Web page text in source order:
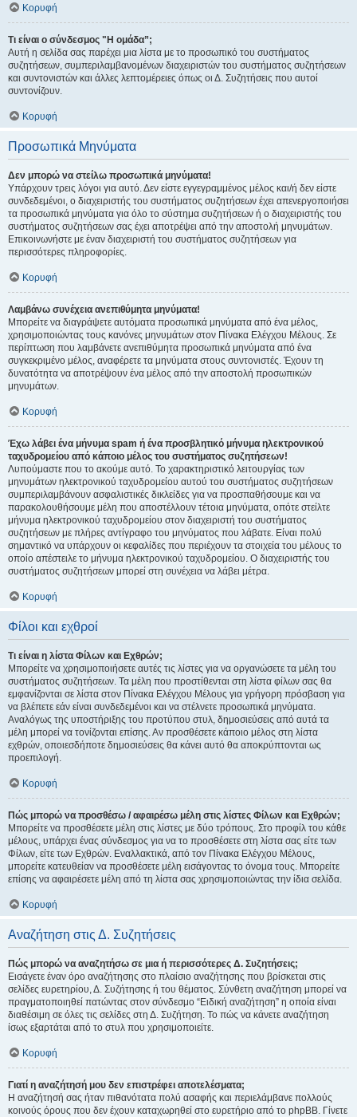
Κορυφή
Τι είναι ο σύνδεσμος "Η ομάδα”;
Αυτή η σελίδα σας παρέχει μια λίστα με το προσωπικό του συστήματος
συζητήσεων, συμπεριλαμβανομένων διαχειριστών του συστήματος συζητήσεων
και συντονιστών και άλλες λεπτομέρειες όπως οι Δ. Συζητήσεις που αυτοί
συντονίζουν.
Κορυφή
Προσωπικά Μηνύματα
Δεν μπορώ να στείλω προσωπικά μηνύματα!
Υπάρχουν τρεις λόγοι για αυτό. Δεν είστε εγγεγραμμένος μέλος και/ή δεν είστε
συνδεδεμένοι, ο διαχειριστής του συστήματος συζητήσεων έχει απενεργοποιήσει
τα προσωπικά μηνύματα για όλο το σύστημα συζητήσεων ή ο διαχειριστής του
συστήματος συζητήσεων σας έχει αποτρέψει από την αποστολή μηνυμάτων.
Επικοινωνήστε με έναν διαχειριστή του συστήματος συζητήσεων για
περισσότερες πληροφορίες.
Κορυφή
Λαμβάνω συνέχεια ανεπιθύμητα μηνύματα!
Μπορείτε να διαγράψετε αυτόματα προσωπικά μηνύματα από ένα μέλος,
χρησιμοποιώντας τους κανόνες μηνυμάτων στον Πίνακα Ελέγχου Μέλους. Σε
περίπτωση που λαμβάνετε ανεπιθύμητα προσωπικά μηνύματα από ένα
συγκεκριμένο μέλος, αναφέρετε τα μηνύματα στους συντονιστές. Έχουν τη
δυνατότητα να αποτρέψουν ένα μέλος από την αποστολή προσωπικών
μηνυμάτων.
Κορυφή
Έχω λάβει ένα μήνυμα spam ή ένα προσβλητικό μήνυμα ηλεκτρονικού
ταχυδρομείου από κάποιο μέλος του συστήματος συζητήσεων!
Λυπούμαστε που το ακούμε αυτό. Το χαρακτηριστικό λειτουργίας των
μηνυμάτων ηλεκτρονικού ταχυδρομείου αυτού του συστήματος συζητήσεων
συμπεριλαμβάνουν ασφαλιστικές δικλείδες για να προσπαθήσουμε και να
παρακολουθήσουμε μέλη που αποστέλλουν τέτοια μηνύματα, οπότε στείλτε
μήνυμα ηλεκτρονικού ταχυδρομείου στον διαχειριστή του συστήματος
συζητήσεων με πλήρες αντίγραφο του μηνύματος που λάβατε. Είναι πολύ
σημαντικό να υπάρχουν οι κεφαλίδες που περιέχουν τα στοιχεία του μέλους το
οποίο απέστειλε το μήνυμα ηλεκτρονικού ταχυδρομείου. Ο διαχειριστής του
συστήματος συζητήσεων μπορεί στη συνέχεια να λάβει μέτρα.
Κορυφή
Φίλοι και εχθροί
Τι είναι η λίστα Φίλων και Εχθρών;
Μπορείτε να χρησιμοποιήσετε αυτές τις λίστες για να οργανώσετε τα μέλη του
συστήματος συζητήσεων. Τα μέλη που προστίθενται στη λίστα φίλων σας θα
εμφανίζονται σε λίστα στον Πίνακα Ελέγχου Μέλους για γρήγορη πρόσβαση για
να βλέπετε εάν είναι συνδεδεμένοι και να στέλνετε προσωπικά μηνύματα.
Αναλόγως της υποστήριξης του προτύπου στυλ, δημοσιεύσεις από αυτά τα
μέλη μπορεί να τονίζονται επίσης. Αν προσθέσετε κάποιο μέλος στη λίστα
εχθρών, οποιεσδήποτε δημοσιεύσεις θα κάνει αυτό θα αποκρύπτονται ως
προεπιλογή.
Κορυφή
Πώς μπορώ να προσθέσω / αφαιρέσω μέλη στις λίστες Φίλων και Εχθρών;
Μπορείτε να προσθέσετε μέλη στις λίστες με δύο τρόπους. Στο προφίλ του κάθε
μέλους, υπάρχει ένας σύνδεσμος για να το προσθέσετε στη λίστα σας είτε των
Φίλων, είτε των Εχθρών. Εναλλακτικά, από τον Πίνακα Ελέγχου Μέλους,
μπορείτε κατευθείαν να προσθέσετε μέλη εισάγοντας το όνομα τους. Μπορείτε
επίσης να αφαιρέσετε μέλη από τη λίστα σας χρησιμοποιώντας την ίδια σελίδα.
Κορυφή
Αναζήτηση στις Δ. Συζητήσεις
Πώς μπορώ να αναζητήσω σε μια ή περισσότερες Δ. Συζητήσεις;
Εισάγετε έναν όρο αναζήτησης στο πλαίσιο αναζήτησης που βρίσκεται στις
σελίδες ευρετηρίου, Δ. Συζήτησης ή του θέματος. Σύνθετη αναζήτηση μπορεί να
πραγματοποιηθεί πατώντας στον σύνδεσμο “Ειδική αναζήτηση” η οποία είναι
διαθέσιμη σε όλες τις σελίδες στη Δ. Συζήτηση. Το πώς να κάνετε αναζήτηση
ίσως εξαρτάται από το στυλ που χρησιμοποιείτε.
Κορυφή
Γιατί η αναζήτησή μου δεν επιστρέφει αποτελέσματα;
Η αναζήτησή σας ήταν πιθανότατα πολύ ασαφής και περιελάμβανε πολλούς
κοινούς όρους που δεν έχουν καταχωρηθεί στο ευρετήριο από το phpBB. Γίνετε